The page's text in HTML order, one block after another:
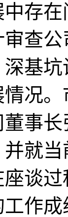
存
查
基
况
事
就
谈
作